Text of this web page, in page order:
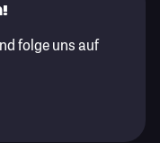
folge uns auf